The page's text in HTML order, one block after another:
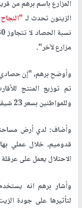
الزيتون تحدث لـ
مزارع لآخر".
تم توزيع المنتج
وللمواطنين بسعر 23 شيقل".
قدوميم، خلال عملي
الاحتلال يعمل على
وأشار برهم انه
لتأثيرها على جودة